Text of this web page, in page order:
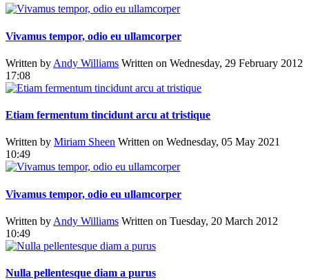
Vivamus tempor, odio eu ullamcorper
Written by Andy Williams Written on Wednesday, 29 February 2012
17:08
Etiam fermentum tincidunt arcu at tristique
Written by Miriam Sheen Written on Wednesday, 05 May 2021
10:49
Vivamus tempor, odio eu ullamcorper
Written by Andy Williams Written on Tuesday, 20 March 2012
10:49
Nulla pellentesque diam a purus